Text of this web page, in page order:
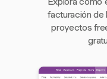
facturación de
proyectos